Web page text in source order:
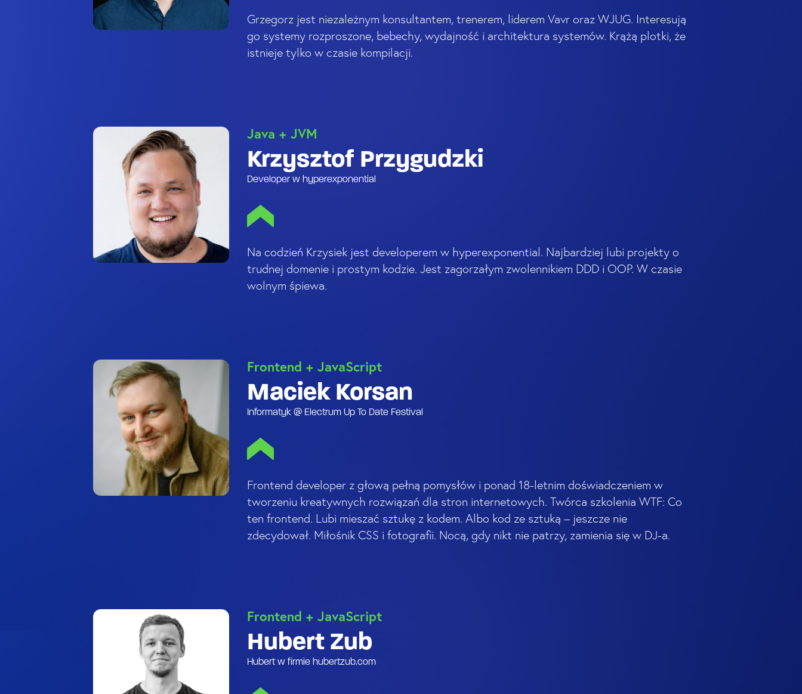
Grzegorz jest niezależnym konsultantem, trenerem, liderem Vavr oraz WJUG. Interesują
go systemy rozproszone, bebechy, wydajność i architektura systemów. Krążą plotki, że
istnieje tylko w czasie kompilacji.
Java + JVM
Krzysztof Przygudzki
Developer w hyperexponential
Na codzień Krzysiek jest developerem w hyperexponential. Najbardziej lubi projekty o
trudnej domenie i prostym kodzie. Jest zagorzałym zwolennikiem DDD i OOP. W czasie
wolnym śpiewa.
Frontend + JavaScript
Maciek Korsan
Informatyk @ Electrum Up To Date Festival
Frontend developer z głową pełną pomysłów i ponad 18-letnim doświadczeniem w
tworzeniu kreatywnych rozwiązań dla stron internetowych. Twórca szkolenia WTF: Co
ten frontend. Lubi mieszać sztukę z kodem. Albo kod ze sztuką – jeszcze nie
zdecydował. Miłośnik CSS i fotografii. Nocą, gdy nikt nie patrzy, zamienia się w DJ-a.
Frontend + JavaScript
Hubert Zub
Hubert w firmie hubertzub.com